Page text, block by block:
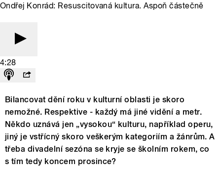
Ondřej Konrád: Resuscitovaná kultura. Aspoň částečně
4:28
Bilancovat dění roku v kulturní oblasti je skoro
nemožné. Respektive - každý má jiné vidění a metr.
Někdo uznává jen „vysokou“ kulturu, například operu,
jiný je vstřícný skoro veškerým kategoriím a žánrům. A
třeba divadelní sezóna se kryje se školním rokem, co
s tím tedy koncem prosince?